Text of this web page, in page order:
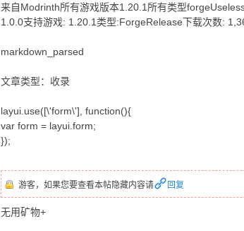
来自Modrinth所有游戏版本1.20.1所有类型
1.0.0支持游戏: 1.20.1类型:ForgeRelease下载次数:
markdown_parsed
文章类型：收录
layui.use([\'form\'], function(){
var form = layui.form;
});
游客，如果您要查看本帖隐藏内容请 回复
无用矿物+